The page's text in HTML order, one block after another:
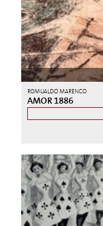
ROMUALDO MARENCO
AMOR 1886